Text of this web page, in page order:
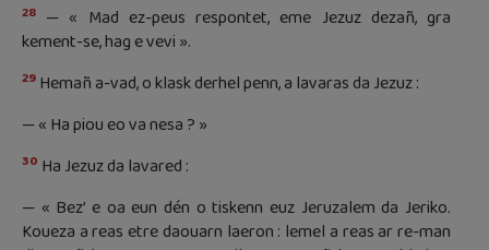
28 — « Mad ez-peus respontet, eme Jezuz dezañ, gra
kement-se, hag e vevi ».
29 Hemañ a-vad, o klask derhel penn, a lavaras da Jezuz :
— « Ha piou eo va nesa ? »
30 Ha Jezuz da lavared :
— « Bez’ e oa eun dén o tiskenn euz Jeruzalem da Jeriko.
Koueza a reas etre daouarn laeron : lemel a reas ar re-man